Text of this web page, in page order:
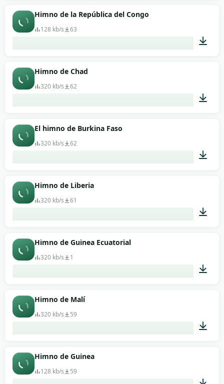
Himno de la República del Congo
128 kb/s 63
Himno de Chad
320 kb/s 62
El himno de Burkina Faso
320 kb/s 62
Himno de Liberia
320 kb/s 61
Himno de Guinea Ecuatorial
320 kb/s 1
Himno de Malí
320 kb/s 59
Himno de Guinea
128 kb/s 59